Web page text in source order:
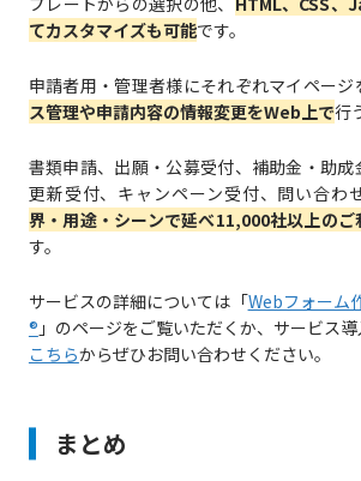
てカスタマイズも可能です。
申請者用・管理者様にそれぞれマイページ
ス管理や申請内容の情報変更をWeb上で行
書類申請、出願・公募受付、補助金・助成
更新受付、キャンペーン受付、問い合わ
界・用途・シーンで延べ11,000社以上のご
す。
サービスの詳細については「Webフォーム
® 」のページをご覧いただくか、サービス
こちらからぜひお問い合わせください。
まとめ